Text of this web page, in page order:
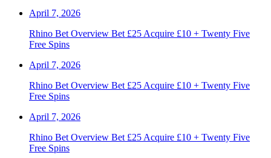
April 7, 2026
Rhino Bet Overview Bet £25 Acquire £10 + Twenty Five
Free Spins
April 7, 2026
Rhino Bet Overview Bet £25 Acquire £10 + Twenty Five
Free Spins
April 7, 2026
Rhino Bet Overview Bet £25 Acquire £10 + Twenty Five
Free Spins